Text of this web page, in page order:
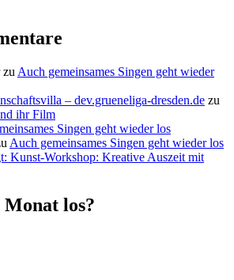
zu Auch gemeinsames Singen geht wieder
– dev.grueneliga-dresden.de zu
ihr Film
Singen geht wieder los
Auch gemeinsames Singen geht wieder los
Kunst-Workshop: Kreative Auszeit mit
Monat los?